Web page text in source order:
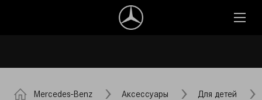
Mercedes-Benz Аксессуары Для детей